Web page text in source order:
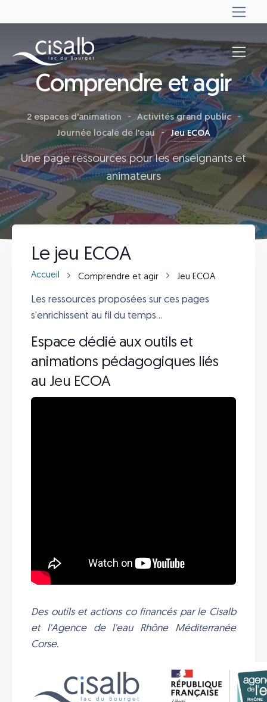
Comprendre et agir
2 espaces d'animation
Activités grand public
Journée locale de l'eau
Jeu ECOA
Une page ressources pour les enseignants et
animateurs
Le jeu ECOA
Accueil Comprendre et agir Jeu ECOA
Les ressources proposées sur ces pages
s'enrichissent au fil du temps...
Espace dédié aux outils et
animations pédagogiques liés
au Jeu ECOA
Des outils et actions co financés par le Cisalb
et l'Agence de l'eau Rhône Méditerranée
Corse.